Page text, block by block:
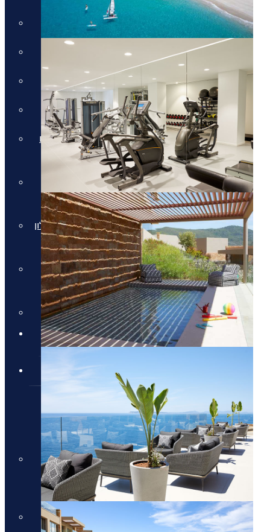
חבילות למיקונוס
חבילות לסנטוריני
חבילות לרודוס
חבילות לפרבזה
חבילות למדיירה, פורטוגל והאיים
האזוריים
חבילות למלון Daios Cove
בכרתים
חבילות למלון Parklane Resort &
Spa
חבילות למלון Domes of
Elounda בכרתים
סקי יוקרתי
מלונות יוקרה
מלונות יוקרה
מלונות יוקרה בכרתים
מלונות יוקרה בכרתים
מלונות יוקרה בקורפו